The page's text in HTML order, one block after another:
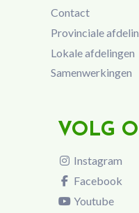
Contact
Provinciale
Lokale afdelingen
Samenwerkingen
VOLG
Instagram
Facebook
Youtube